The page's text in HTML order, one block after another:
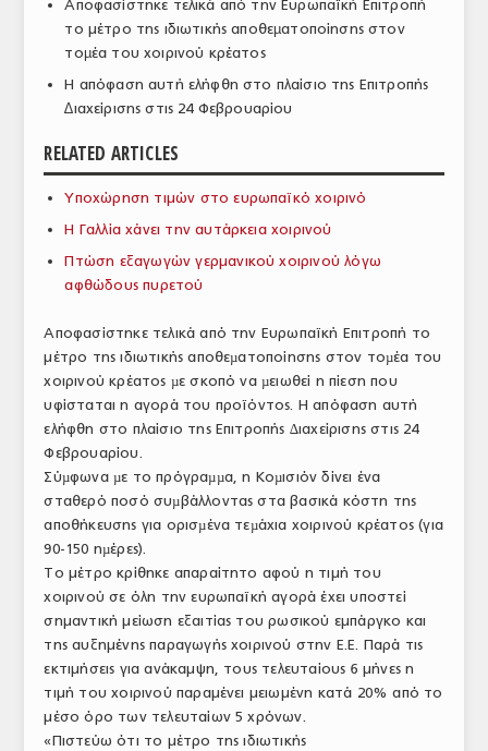
ΠΑΡΑΓΩΓΗ & ΕΜΠΟΡΙΑ
ΣΦΑΓΕΙΑ
ΠΡΩΤΕΣ ΥΛΕΣ
ΕΞΟΠΛΙΣΜΟΣ
ΕΜΠΟΡΙΚΟΙ ΑΝΤΙΠΡΟΣΩΠΟΙ
ΕΥΡΩΠΑΪΚΗ ΝΟΜΟΘΕΣΙΑ
ΤΟ ΠΕΡΙΟΔΙΚΟ
Profile
ΑΡΧΕΙΟ ΤΕΥΧΩΝ
ΣΥΝΕΔΡΙΟ ΚΡΕΑΤΟΣ
Αποφασίστηκε τελικά από την Ευρωπαϊκή Επιτροπή
το μέτρο της ιδιωτικής αποθεµατοποίησης στον
τοµέα του χοιρινού κρέατος
Η απόφαση αυτή ελήφθη στο πλαίσιο της Επιτροπής
∆ιαχείρισης στις 24 Φεβρουαρίου
RELATED ARTICLES
Υποχώρηση τιμών στο ευρωπαϊκό χοιρινό
Η Γαλλία χάνει την αυτάρκεια χοιρινού
Πτώση εξαγωγών γερμανικού χοιρινού λόγω
αφθώδους πυρετού
Αποφασίστηκε τελικά από την Ευρωπαϊκή Επιτροπή το
μέτρο της ιδιωτικής αποθεµατοποίησης στον τοµέα του
χοιρινού κρέατος µε σκοπό να µειωθεί η πίεση που
υφίσταται η αγορά του προϊόντος. Η απόφαση αυτή
ελήφθη στο πλαίσιο της Επιτροπής ∆ιαχείρισης στις 24
Φεβρουαρίου.
Σύµφωνα µε το πρόγραµµα, η Κοµισιόν δίνει ένα
σταθερό ποσό συµβάλλοντας στα βασικά κόστη της
αποθήκευσης για ορισµένα τεµάχια χοιρινού κρέατος (για
90-150 ηµέρες).
Το μέτρο κρίθηκε απαραίτητο αφού η τιμή του
χοιρινού σε όλη την ευρωπαϊκή αγορά έχει υποστεί
σημαντική μείωση εξαιτίας του ρωσικού εμπάργκο και
της αυξημένης παραγωγής χοιρινού στην Ε.Ε. Παρά τις
εκτιμήσεις για ανάκαμψη, τους τελευταίους 6 μήνες η
τιμή του χοιρινού παραμένει μειωμένη κατά 20% από το
μέσο όρο των τελευταίων 5 χρόνων.
«Πιστεύω ότι το μέτρο της ιδιωτικής